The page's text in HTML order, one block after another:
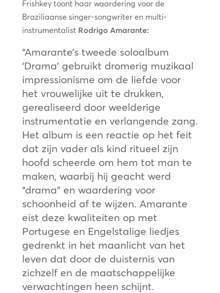
Frishkey toont haar waardering voor de
Braziliaanse singer-songwriter en multi-
instrumentalist Rodrigo Amarante:
“Amarante’s tweede soloalbum
‘Drama’ gebruikt dromerig muzikaal
impressionisme om de liefde voor
het vrouwelijke uit te drukken,
gerealiseerd door weelderige
instrumentatie en verlangende zang.
Het album is een reactie op het feit
dat zijn vader als kind ritueel zijn
hoofd scheerde om hem tot man te
maken, waarbij hij geacht werd
“drama” en waardering voor
schoonheid af te wijzen. Amarante
eist deze kwaliteiten op met
Portugese en Engelstalige liedjes
gedrenkt in het maanlicht van het
leven dat door de duisternis van
zichzelf en de maatschappelijke
verwachtingen heen schijnt.